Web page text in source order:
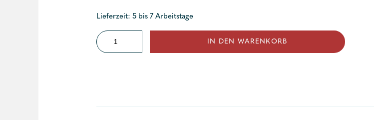
Lieferzeit: 5 bis 7 Arbeitstage
Inspektionsdeckel
mit
IN DEN WARENKORB